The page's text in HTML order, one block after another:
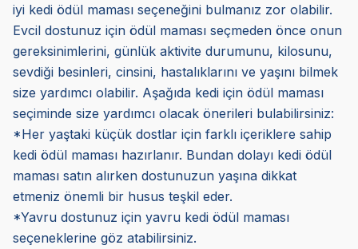
iyi kedi ödül maması seçeneğini bulmanız zor olabilir.
Evcil dostunuz için ödül maması seçmeden önce onun
gereksinimlerini, günlük aktivite durumunu, kilosunu,
sevdiği besinleri, cinsini, hastalıklarını ve yaşını bilmek
size yardımcı olabilir. Aşağıda kedi için ödül maması
seçiminde size yardımcı olacak önerileri bulabilirsiniz:
*Her yaştaki küçük dostlar için farklı içeriklere sahip
kedi ödül maması hazırlanır. Bundan dolayı kedi ödül
maması satın alırken dostunuzun yaşına dikkat
etmeniz önemli bir husus teşkil eder.
*Yavru dostunuz için yavru kedi ödül maması
seçeneklerine göz atabilirsiniz.